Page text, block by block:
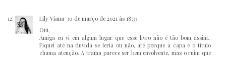
Lily Viana 30 de março de 2021 às 18:33
Oiii,
Amiga eu vi em algum lugar que esse livro não é tão bom assim..
Fiquei até na duvida se leria ou não, até porque a capa e o titulo
chama atenção. A trama parece ser bem envolvente, mas o ruim que